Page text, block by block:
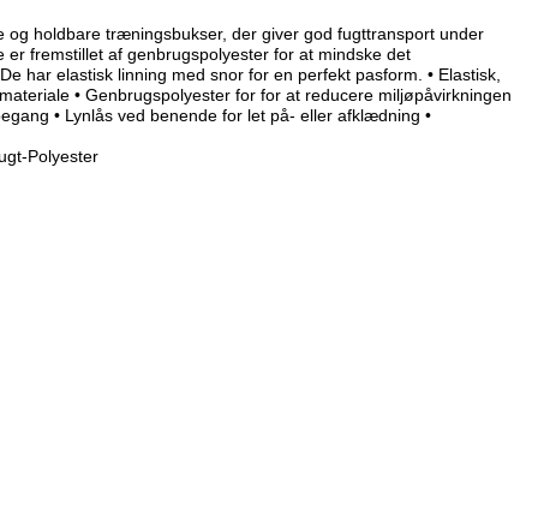
og holdbare træningsbukser, der giver god fugttransport under
fremstillet af genbrugspolyester for at mindske det
har elastisk linning med snor for en perfekt pasform. • Elastisk,
• Genbrugspolyester for for at reducere miljøpåvirkningen
• Lynlås ved benende for let på- eller afklædning •
Polyester